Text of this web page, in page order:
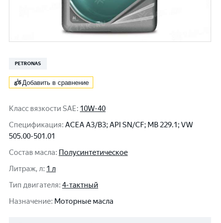
PETRONAS
Добавить в сравнение
Класс вязкости SAE: 10W-40
Спецификация: ACEA A3/B3; API SN/CF; MB 229.1; VW
505.00-501.01
Состав масла: Полусинтетическое
Литраж, л: 1 л
Тип двигателя: 4-тактный
Назначение: Моторные масла